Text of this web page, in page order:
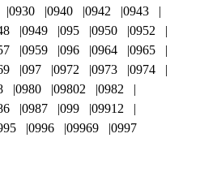
0930 0940 0942
0943
0949 095 0950
0952
0959 096 0964
0965
097 0972 0973
0974
0980 09802
0982
0987 099
09912
0996 09969 0997